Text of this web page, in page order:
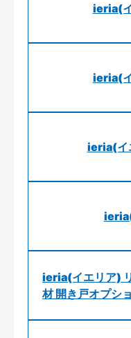
ieria(
ieria(
ieria(イ
ieria(イエリア)
材 開き戸オプシ